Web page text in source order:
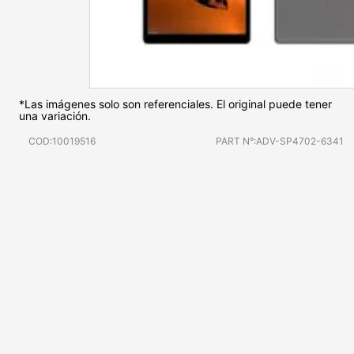
*Las imágenes solo son referenciales. El original puede tener
una variación.
COD:10019516 PART N°:ADV-SP4702-6341